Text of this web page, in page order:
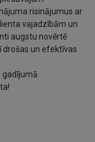
risinājumus ar
vajadzībām un
augstu novērtē
drošas un efektīvas
gadījumā